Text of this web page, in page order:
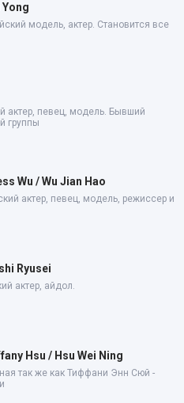
модель, актер. Становится все
актер, певец, модель. Бывший
группы
Wu / Wu Jian Hao
актер, певец, модель, режиссер и
Ryusei
актер, айдол.
Hsu / Hsu Wei Ning
так же как Тиффани Энн Сюй -